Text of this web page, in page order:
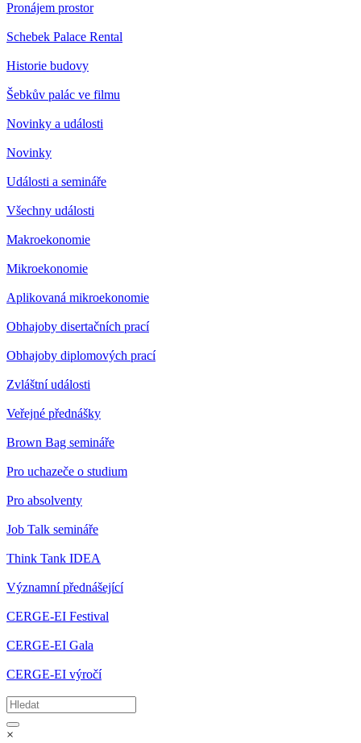
Pronájem prostor
Schebek Palace Rental
Historie budovy
Šebkův palác ve filmu
Novinky a události
Novinky
Události a semináře
Všechny události
Makroekonomie
Mikroekonomie
Aplikovaná mikroekonomie
Obhajoby disertačních prací
Obhajoby diplomových prací
Zvláštní události
Veřejné přednášky
Brown Bag semináře
Pro uchazeče o studium
Pro absolventy
Job Talk semináře
Think Tank IDEA
Významní přednášející
CERGE-EI Festival
CERGE-EI Gala
CERGE-EI výročí
×